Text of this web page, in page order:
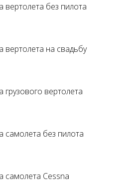
вертолета без пилота
вертолета на свадьбу
грузового вертолета
самолета без пилота
самолета Cessna